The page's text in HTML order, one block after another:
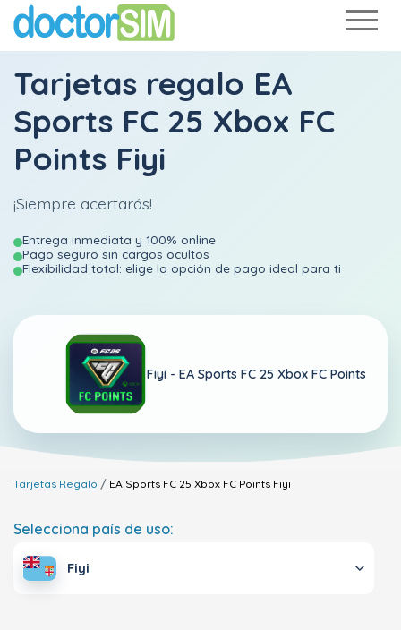
Tarjetas regalo EA
Sports FC 25 Xbox FC
Points Fiyi
¡Siempre acertarás!
Entrega inmediata y 100% online
Pago seguro sin cargos ocultos
Flexibilidad total: elige la opción de pago ideal para ti
Fiyi - EA Sports FC 25 Xbox FC Points
Tarjetas Regalo EA Sports FC 25 Xbox FC Points Fiyi
Selecciona país de uso:
Fiyi